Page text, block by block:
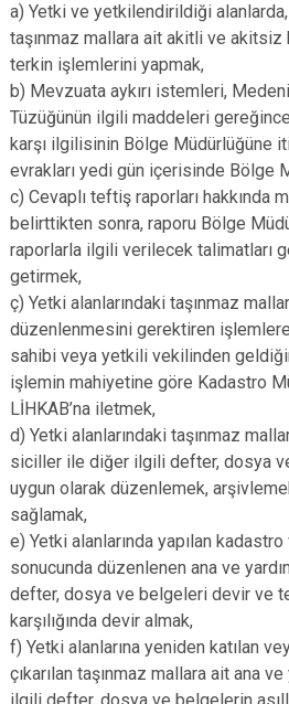
Edremit
Erdek
Gömeç
Gönen
a) Yetki ve yetkilendirildiği
taşınmaz mallara ait akitli ve
terkin işlemlerini yapmak,
b) Mevzuata aykırı istemleri,
Tüzüğünün ilgili maddeleri
karşı ilgilisinin Bölge Müdürlüğüne
evrakları yedi gün içerisinde Bölge
c) Cevaplı teftiş raporları hakkında
belirttikten sonra, raporu Bölge
raporlarla ilgili verilecek talimatları
getirmek,
ç) Yetki alanlarındaki taşınmaz
düzenlenmesini gerektiren
sahibi veya yetkili vekilinden
işlemin mahiyetine göre Kadastro
LİHKAB’na iletmek,
d) Yetki alanlarındaki taşınmaz
siciller ile diğer ilgili defter, dosya
uygun olarak düzenlemek,
sağlamak,
e) Yetki alanlarında yapılan
sonucunda düzenlenen ana ve
defter, dosya ve belgeleri devir ve
karşılığında devir almak,
f) Yetki alanlarına yeniden katılan
çıkarılan taşınmaz mallara ait ana